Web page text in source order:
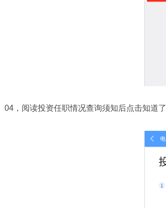
04，阅读投资任职情况查询须知后点击知道了